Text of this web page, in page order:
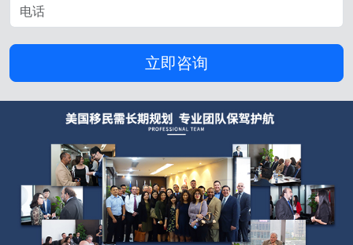
立即咨询